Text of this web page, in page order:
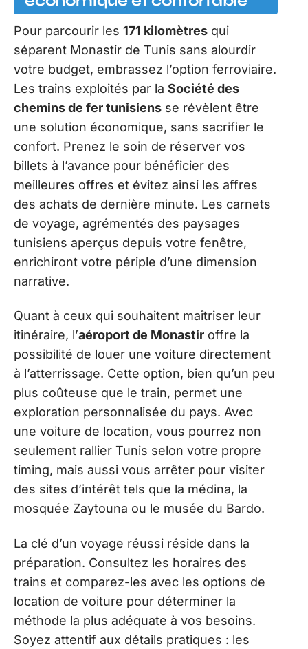
Pour parcourir les 171 kilomètres qui
séparent Monastir de Tunis sans alourdir
votre budget, embrassez l’option ferroviaire.
Les trains exploités par la Société des
chemins de fer tunisiens se révèlent être
une solution économique, sans sacrifier le
confort. Prenez le soin de réserver vos
billets à l’avance pour bénéficier des
meilleures offres et évitez ainsi les affres
des achats de dernière minute. Les carnets
de voyage, agrémentés des paysages
tunisiens aperçus depuis votre fenêtre,
enrichiront votre périple d’une dimension
narrative.
Quant à ceux qui souhaitent maîtriser leur
itinéraire, l’aéroport de Monastir offre la
possibilité de louer une voiture directement
à l’atterrissage. Cette option, bien qu’un peu
plus coûteuse que le train, permet une
exploration personnalisée du pays. Avec
une voiture de location, vous pourrez non
seulement rallier Tunis selon votre propre
timing, mais aussi vous arrêter pour visiter
des sites d’intérêt tels que la médina, la
mosquée Zaytouna ou le musée du Bardo.
La clé d’un voyage réussi réside dans la
préparation. Consultez les horaires des
trains et comparez-les avec les options de
location de voiture pour déterminer la
méthode la plus adéquate à vos besoins.
Soyez attentif aux détails pratiques : les